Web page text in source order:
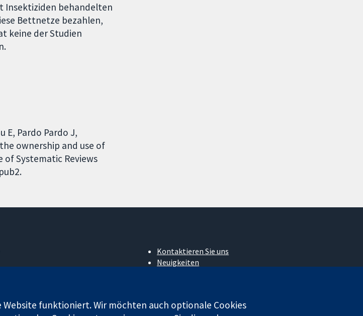
Insektiziden behandelten
Bettnetze bezahlen,
keine der Studien
E, Pardo Pardo J,
ownership and use of
Systematic Reviews
Kontaktieren Sie uns
Neuigkeiten
Cochrane Library
funktioniert. Wir möchten auch optionale Cookies